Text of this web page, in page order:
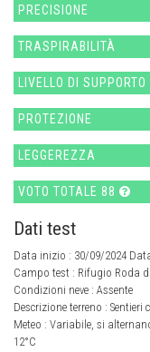
PRECISIONE
TRASPIRABILITÀ
LIVELLO DI SUPPORTO
PROTEZIONE
LEGGEREZZA
VOTO TOTALE 88
Dati test
Data inizio : 30/09/2024
Campo test : Rifugio Roda
Condizioni neve : Assente
Descrizione terreno : Sentieri
Meteo : Variabile, si
12°C